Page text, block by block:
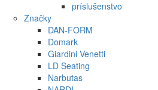
príslušenstvo
Značky
DAN-FORM
Domark
Giardini Venetti
LD Seating
Narbutas